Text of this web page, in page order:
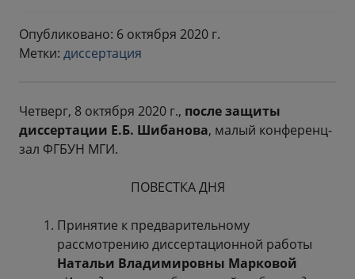
Опубликовано: 6 октября 2020 г.
Метки: диссертация
Четверг, 8 октября 2020 г., после защиты
диссертации Е.Б. Шибанова, малый конференц-
зал ФГБУН МГИ.
ПОВЕСТКА ДНЯ
Принятие к предварительному
рассмотрению диссертационной работы
Натальи Владимировны Марковой